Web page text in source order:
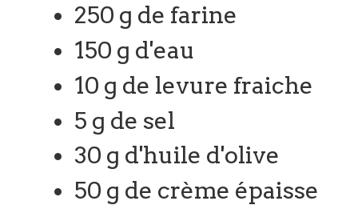
250 g de farine
150 g d'eau
10 g de levure fraiche
5 g de sel
30 g d'huile d'olive
50 g de crème épaisse